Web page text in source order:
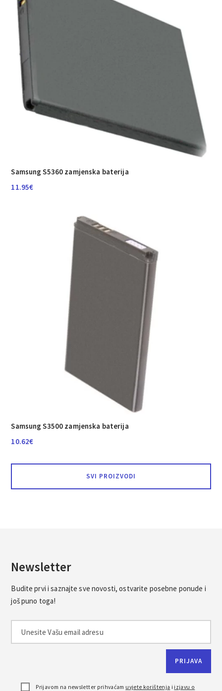
Samsung S5360 zamjenska baterija
11.95€
Samsung S3500 zamjenska baterija
10.62€
SVI PROIZVODI
Newsletter
Budite prvi i saznajte sve novosti, ostvarite posebne ponude i
još puno toga!
Prijavom na newsletter prihvaćam uvjete korištenja i izjavu o